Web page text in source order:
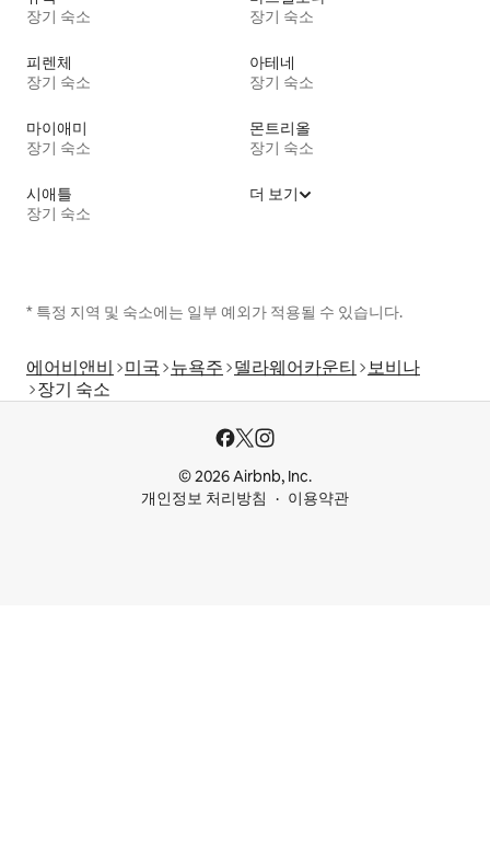
장기 숙소
장기 숙소
피렌체
장기 숙소
아테네
장기 숙소
마이애미
장기 숙소
몬트리올
장기 숙소
시애틀
장기 숙소
더 보기
* 특정 지역 및 숙소에는 일부 예외가 적용될 수 있습니다.
에어비앤비 미국 뉴욕주 델라웨어카운티
보비나
장기 숙소
© 2026 Airbnb, Inc.
개인정보 처리방침
이용약관